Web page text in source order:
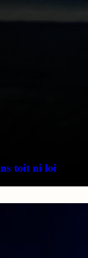
toit ni loi